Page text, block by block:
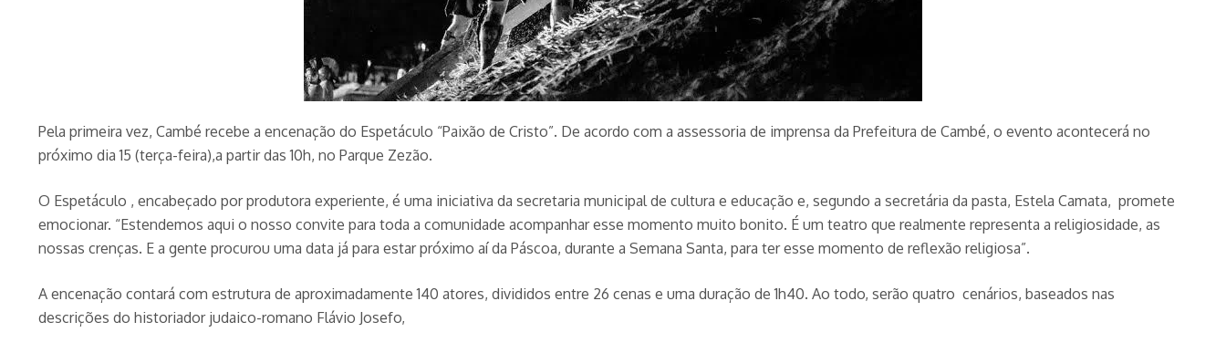
Pela primeira vez, Cambé recebe a encenação do Espetáculo “Paixão de Cristo”. De acordo com a assessoria de imprensa da Prefeitura de Cambé, o evento acontecerá no
próximo dia 15 (terça-feira),a partir das 10h, no Parque Zezão.
O Espetáculo , encabeçado por produtora experiente, é uma iniciativa da secretaria municipal de cultura e educação e, segundo a secretária da pasta, Estela Camata, promete
emocionar. “Estendemos aqui o nosso convite para toda a comunidade acompanhar esse momento muito bonito. É um teatro que realmente representa a religiosidade, as
nossas crenças. E a gente procurou uma data já para estar próximo aí da Páscoa, durante a Semana Santa, para ter esse momento de reflexão religiosa”.
A encenação contará com estrutura de aproximadamente 140 atores, divididos entre 26 cenas e uma duração de 1h40. Ao todo, serão quatro cenários, baseados nas
descrições do historiador judaico-romano Flávio Josefo,